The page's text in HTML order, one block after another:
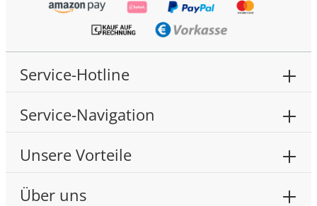
Service-Hotline
Service-Navigation
Unsere Vorteile
Über uns